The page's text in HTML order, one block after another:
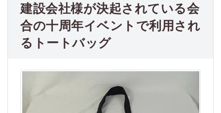
形状から選ぶ
素材から選ぶ
特集コンテンツ
ご利用案内
建設会社様が決起されている会
合の十周年イベントで利用され
るトートバッグ